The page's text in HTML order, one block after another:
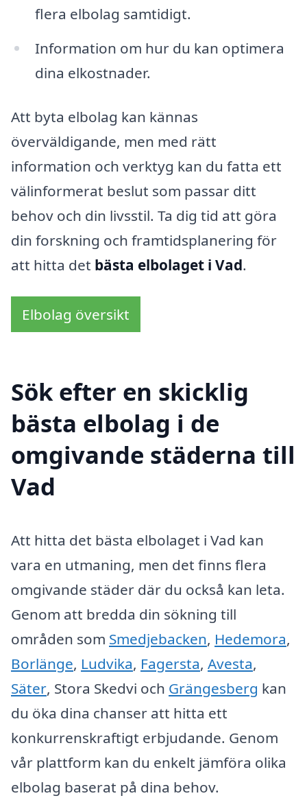
flera elbolag samtidigt.
Information om hur du kan optimera
dina elkostnader.
Att byta elbolag kan kännas
överväldigande, men med rätt
information och verktyg kan du fatta ett
välinformerat beslut som passar ditt
behov och din livsstil. Ta dig tid att göra
din forskning och framtidsplanering för
att hitta det bästa elbolaget i Vad.
Elbolag översikt
Sök efter en skicklig
bästa elbolag i de
omgivande städerna till
Vad
Att hitta det bästa elbolaget i Vad kan
vara en utmaning, men det finns flera
omgivande städer där du också kan leta.
Genom att bredda din sökning till
områden som Smedjebacken, Hedemora,
Borlänge, Ludvika, Fagersta, Avesta,
Säter, Stora Skedvi och Grängesberg kan
du öka dina chanser att hitta ett
konkurrenskraftigt erbjudande. Genom
vår plattform kan du enkelt jämföra olika
elbolag baserat på dina behov.